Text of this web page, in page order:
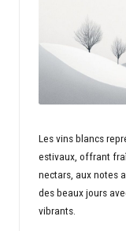
ti
o
n
Les vins blancs
estivaux, offrant
nectars, aux notes
des beaux jours
vibrants.